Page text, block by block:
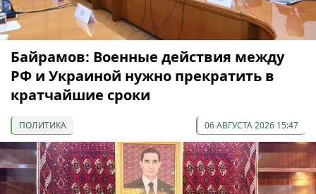
Байрамов: Военные действия между
РФ и Украиной нужно прекратить в
кратчайшие сроки
ПОЛИТИКА 06 АВГУСТА 2026 15:47